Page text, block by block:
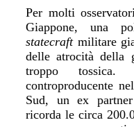
Per molti
Giappone, una
statecraftmilitare
delle atrocitàdella
troppo tossica.
controproducente
Sud, un ex
ricorda le circa